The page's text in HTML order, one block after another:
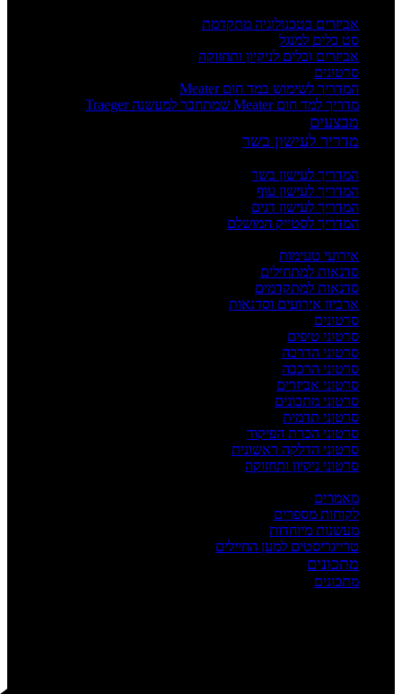
אביזרים בטכנולוגיה מתקדמת
סט כלים למנגל
אביזרים וכלים לניקיון ותחזוקה
סרטונים
המדריך לשימוש במד חום Meater
מדריך למד חום Meater שמתחבר למעשנה Traeger
מבצעים
מדריך לעישון בשר
המדריך לעישון בשר
המדריך לעישון עוף
המדריך לעישון דגים
המדריך לסטייק המושלם
אירועי טעימות
סדנאות למתחילים
סדנאות למתקדמים
ארכיון אירועים וסדנאות
סרטונים
סרטוני טיפים
סרטוני הדרכה
סרטוני הרכבה
סרטוני אביזרים
סרטוני מתכונים
סרטוני תדמית
סרטוני הכרת הפיקוד
סרטוני הדלקה ראשונית
סרטוני ניקיון ותחזוקה
מאמרים
לקוחות מספרים
מעשנות מיוחדות
טרייגריסטים למען החיילים
מתכונים
מתכונים